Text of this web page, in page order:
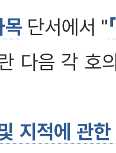
목 단서에서 "
다음 각 호
지적에 관한